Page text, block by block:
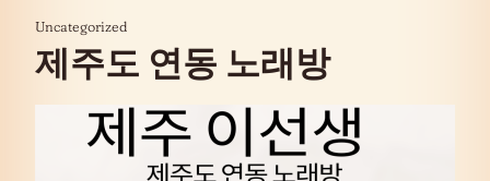
Uncategorized
제주도 연동 노래방